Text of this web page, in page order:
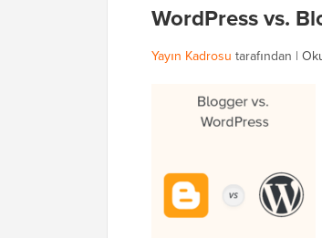
WordPress vs.
Yayın Kadrosu tarafından |